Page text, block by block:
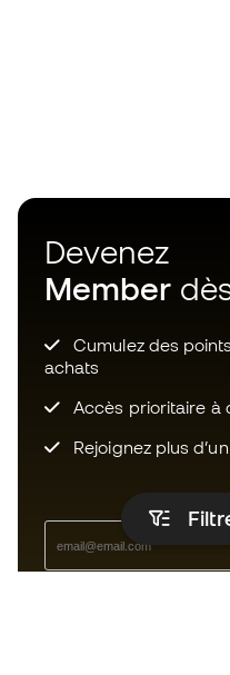
Devenez
Member
Cumulez des
achats
Accès prioritaire à
Rejoignez plus